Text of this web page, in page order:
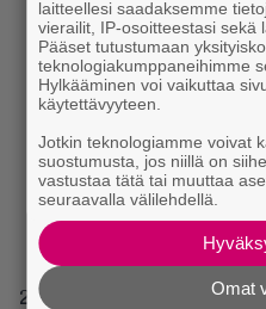
2. Vltimas – Something
laitteellesi saadaksemme
vierailit, IP-osoitteestasi sekä
Pääset tutustumaan
teknologiakumppaneihimme
Hylkääminen voi vaikuttaa
käytettävyyteen.
Jotkin teknologiamme voivat
suostumusta, jos niillä on
vastustaa tätä tai muuttaa
seuraavalla välilehdellä.
Omat